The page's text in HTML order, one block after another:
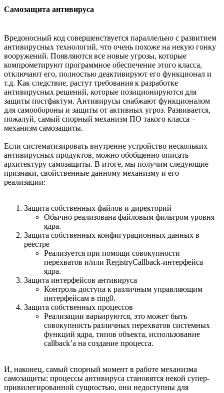
Самозащита антивируса
Вредоносный код совершенствуется параллельно с развитием
антивирусных технологий, что очень похоже на некую гонку
вооружений. Появляются все новые угрозы, которые
компрометируют программное обеспечение этого класса,
отключают его, полностью деактивируют его функционал и
т.д. Как следствие, растут требования к разработке
антивирусных решений, которые позиционируются для
защиты постфактум. Антивирусы снабжают функционалом
для самообороны и защиты от активных угроз. Развивается,
пожалуй, самый спорный механизм ПО такого класса –
механизм самозащиты.
Если систематизировать внутренне устройство нескольких
антивирусных продуктов, можно обобщенно описать
архитектуру самозащиты. В итоге, мы получим следующие
признаки, свойственные данному механизму и его
реализации:
Защита собственных файлов и директорий
Обычно реализована файловым фильтром уровня
ядра.
Защита собственных конфигурационных данных в
реестре
Реализуется при помощи совокупности
перехватов и/или RegistryCallback-интерфейса
ядра.
Защита интерфейсов антивируса
Контроль доступа к различным управляющим
интерфейсам в ring0.
Защита собственных процессов
Реализации варьируются, это может быть
совокупность различных перехватов системных
функций ядра, типов объекта, использование
callback’а на создание процесса.
И, наконец, самый спорный момент в работе механизма
самозащиты: процессы антивируса становятся некой супер-
привилегированной сущностью, они недоступны для